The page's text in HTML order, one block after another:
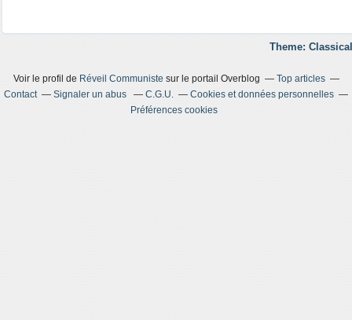
Theme:
Voir le profil de Réveil Communiste sur le portail Overblog
Top articles
Contact
Signaler un abus C.G.U.
Cookies et données personnelles
Préférences cookies